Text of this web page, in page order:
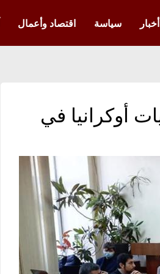
أخبار
سياسة اقتصاد وأعمال
أوكرانيا في